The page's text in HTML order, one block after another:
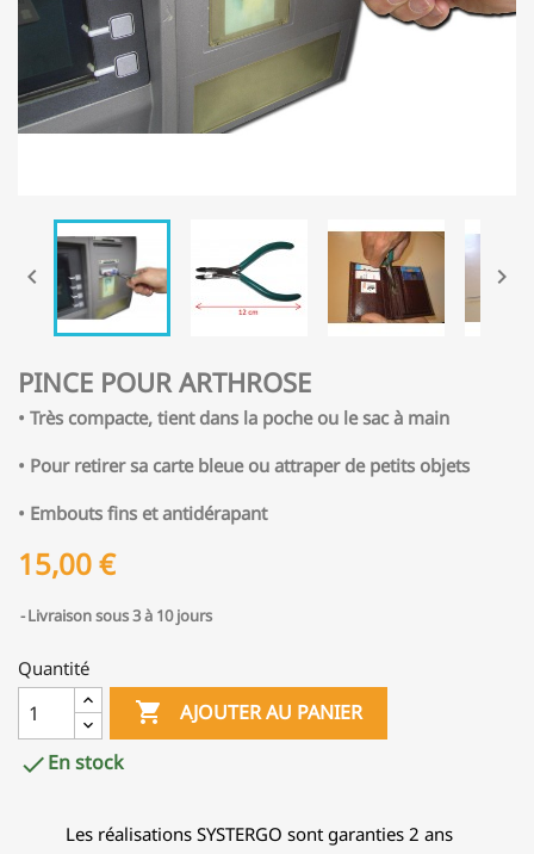
 
PINCE POUR ARTHROSE
• Très compacte, tient dans la poche ou le sac à main
• Pour retirer sa carte bleue ou attraper de petits objets
• Embouts fins et antidérapant
15,00 €
Livraison sous 3 à 10 jours
Quantité
 AJOUTER AU PANIER
En stock
Les réalisations SYSTERGO sont garanties 2 ans